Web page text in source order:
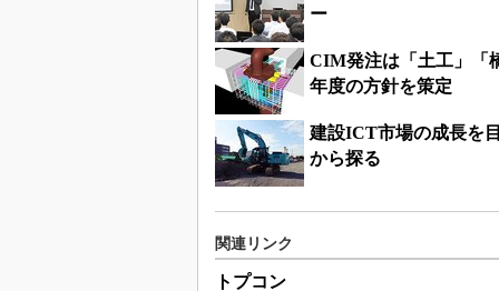
ー
CIM発注は「土工」「
年度の方針を策定
建設ICT市場の成長を
から探る
関連リンク
トプコン